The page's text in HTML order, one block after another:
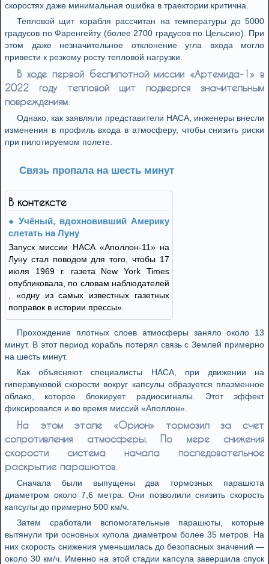
скоростях даже минимальная ошибка в траектории критична.
Тепловой щит корабля рассчитан на температуры до 5000
градусов по Фаренгейту (более 2700 градусов по Цельсию). При
этом даже незначительное отклонение угла входа могло
привести к резкому росту тепловой нагрузки.
В ходе первой беспилотной миссии «Артемида-1» в
2022 году тепловой щит подвергся значительным
повреждениям.
Однако, как заявляли представители НАСА, инженеры внесли
изменения в профиль входа в атмосферу, чтобы снизить риски
при пилотируемом полете.
Связь пропала на шесть минут
В контексте
Учёный, вдохновивший Америку
слетать на Луну
Запуск миссии НАСА «Аполлон-11» на
Луну стал поводом для того, чтобы 17
июля 1969 г. газета New York Times
опубликовала, по словам наблюдателей
, «одну из самых известных газетных
поправок в истории прессы».
Прохождение плотных слоев атмосферы заняло около 13
минут. В этот период корабль потерял связь с Землей примерно
на шесть минут.
Как объясняют специалисты НАСА, при движении на
гиперзвуковой скорости вокруг капсулы образуется плазменное
облако, которое блокирует радиосигналы. Этот эффект
фиксировался и во время миссий «Аполлон».
На этом этапе «Орион» тормозил за счет
сопротивления атмосферы. По мере снижения
скорости система начала последовательное
раскрытие парашютов.
Сначала были выпущены два тормозных парашюта
диаметром около 7,6 метра. Они позволили снизить скорость
капсулы до примерно 500 км/ч.
Затем сработали вспомогательные парашюты, которые
вытянули три основных купола диаметром более 35 метров. На
них скорость снижения уменьшилась до безопасных значений —
около 30 км/ч. Именно на этой стадии капсула завершила спуск